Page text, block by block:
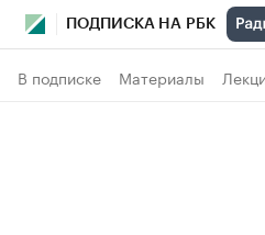
ПОДПИСКА НА РБК
В подписке Материалы